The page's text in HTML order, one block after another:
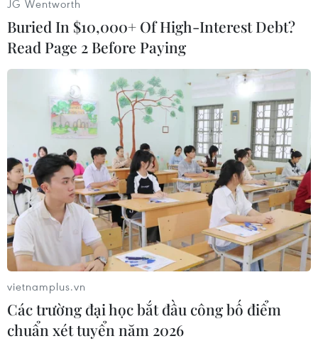
Indonesia: Xe tải đâm xe
thể thao đa dụng khiến 5
người thiệt mạng
Một xe tải chở 18 người đã đâm
vào một xe thể thao đa dụng khi
cả hai phương tiện đang lưu
thông trên cao tốc kết nối tỉnh
Aceh với Bắc Sumatra khiến 5
người thiệt mạng và 14 người bị
thương.
(TTXVN/Vietnam+)
JG Wentworth
Buried In $10,000+ Of High-Interest Debt?
Read Page 2 Before Paying
vietnamplus.vn
Các trường đại học bắt đầu công bố điểm
chuẩn xét tuyển năm 2026